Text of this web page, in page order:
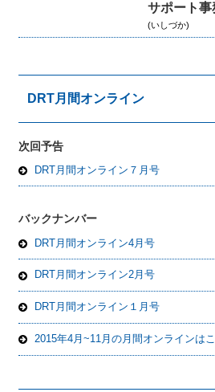
サポート
(いしづか)
DRT月間オンライン
次回予告
DRT月間オンライン７月号
バックナンバー
DRT月間オンライン4月号
DRT月間オンライン2月号
DRT月間オンライン１月号
2015年4月~11月の月間オンラインは